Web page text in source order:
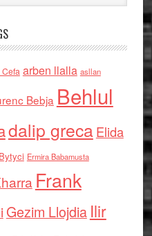
arben llalla asllan
Bebja Behlul
dalip grecaElida
Ermira Babamusta
Frank
Gezim Llojdia Ilir